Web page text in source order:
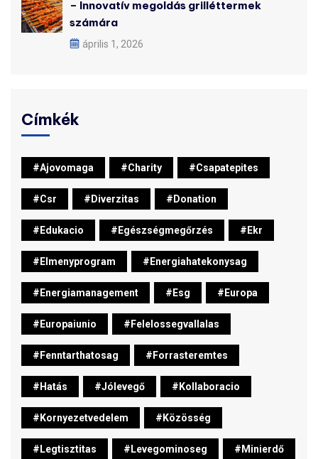
– Innovatív megoldás grilléttermek
számára
április 1, 2026
Címkék
#ajovomaga #charity #csapatepites
#csr #diverzitas #donation
#edukacio #egészségmegőrzés #ekr
#elmenyprogram #energiahatekonysag
#energiamanagement #esg #europa
#europaiunio #felelossegvallalas
#fenntarthatosag #forrasteremtes
#hatás #jólevegő #kollaboracio
#kornyezetvedelem #közösség
#legtisztitas #levegominoseg #minierdő